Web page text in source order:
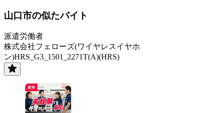
山口市の似たバイト
派遣労働者
株式会社フェローズ(ワイヤレスイヤホ
ン)HRS_G3_1501_2271T(A)(HRS)